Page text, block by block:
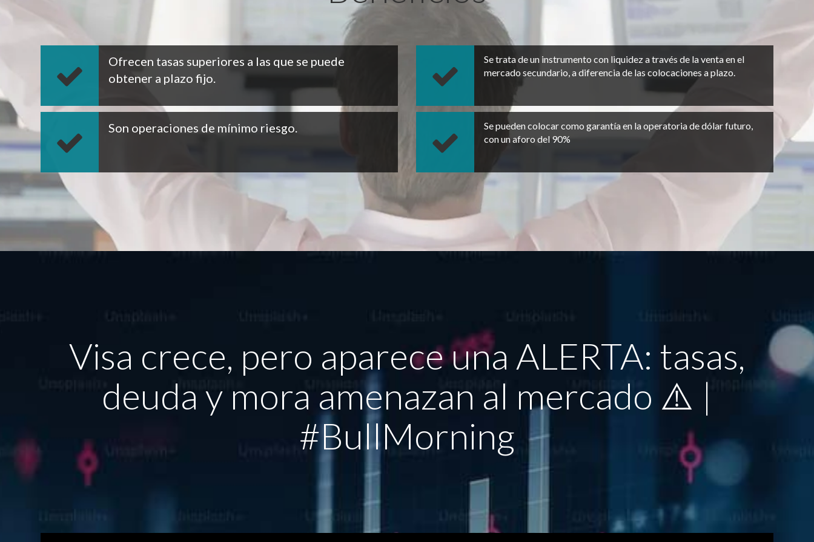
Ofrecen tasas superiores a las que se puede
obtener a plazo fijo.
Se trata de un instrumento con liquidez a través de la venta en el
mercado secundario, a diferencia de las colocaciones a plazo.
Son operaciones de mínimo riesgo.
Se pueden colocar como garantía en la operatoria de dólar futuro,
con un aforo del 90%
Visa crece, pero aparece una ALERTA: tasas,
deuda y mora amenazan al mercado ⚠️ |
#BullMorning